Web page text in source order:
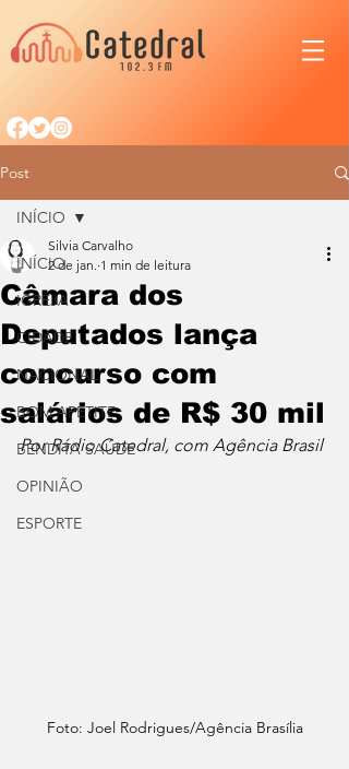
Post
INÍCIO
IGREJA
CIDADE
NACIONAL
BOM APETITE
BENDITA SAÚDE
OPINIÃO
ESPORTE
INÍCIO
Câmara dos
Deputados lança
concurso com
salários de R$ 30 mil
Silvia Carvalho
2 de jan. 1 min de leitura
Por Rádio Catedral, com Agência Brasil
Foto: Joel Rodrigues/Agência Brasília